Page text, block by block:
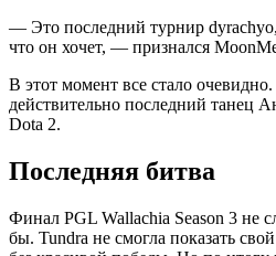
— Это последний турнир
что он хочет, — признался
В этот момент все стало
действительно последний танец
Dota 2.
Последняя битва
Финал PGL Wallachia Season 3 не
бы. Tundra не смогла показать